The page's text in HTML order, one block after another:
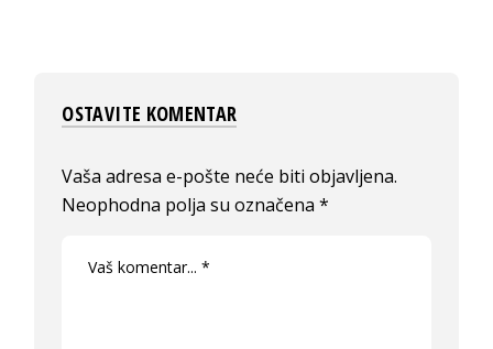
OSTAVITE KOMENTAR
Vaša adresa e-pošte neće biti objavljena.
Neophodna polja su označena*